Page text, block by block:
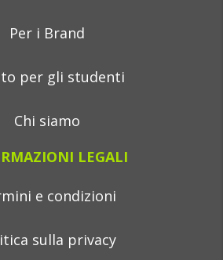
Per i Brand
per gli studenti
Chi siamo
LEGALI
e condizioni
sulla privacy